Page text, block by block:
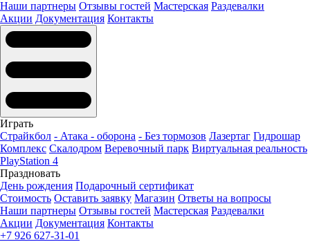
Наши партнеры Отзывы гостей Мастерская Раздевалки
Акции Документация Контакты
Играть
Страйкбол - Атака - оборона - Без тормозов Лазертаг Гидрошар
Комплекс Скалодром Веревочный парк Виртуальная реальность
PlayStation 4
Праздновать
День рождения Подарочный сертификат
Стоимость Оставить заявку Магазин Ответы на вопросы
Наши партнеры Отзывы гостей Мастерская Раздевалки
Акции Документация Контакты
+7 926 627-31-01